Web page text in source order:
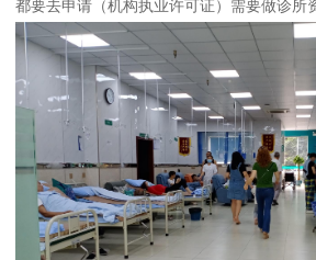
都要去申请（机构执业许可证）需要做诊所